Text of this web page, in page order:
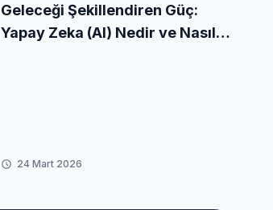
Geleceği Şekillendiren Güç:
Yapay Zeka (AI) Nedir ve Nasıl
24 Mart 2026